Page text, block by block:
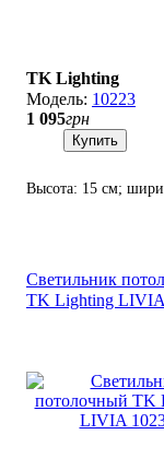
TK Lighting
10223
1 095грн
Купить
Высота: 15 см;
см; лампа: 1 х
Светильник
TK Lighting